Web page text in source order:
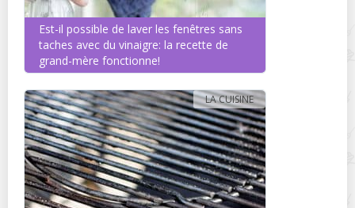
Est-il possible de laver les fenêtres sans
taches avec du vinaigre: la recette de
grand-mère fonctionne!
LA CUISINE